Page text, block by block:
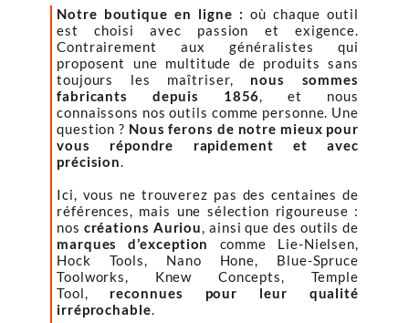
Notre boutique en ligne : où chaque outil
est choisi avec passion et exigence.
Contrairement aux généralistes qui
proposent une multitude de produits sans
toujours les maîtriser, nous sommes
fabricants depuis 1856, et nous
connaissons nos outils comme personne. Une
question ? Nous ferons de notre mieux pour
vous répondre rapidement et avec
précision.
Ici, vous ne trouverez pas des centaines de
références, mais une sélection rigoureuse :
nos créations Auriou, ainsi que des outils de
marques d’exception
comme Lie-Nielsen,
Hock Tools, Nano Hone, Blue-Spruce
Toolworks, Knew Concepts, Temple
Tool, reconnues pour leur qualité
irréprochable.